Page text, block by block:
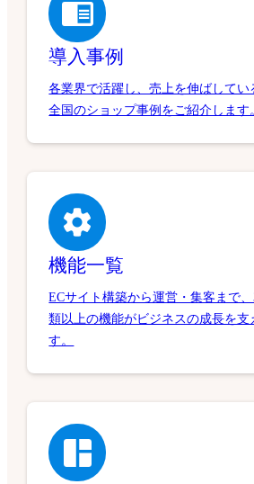
導入事例
各業界で活躍し、売上を伸ばしてい
全国のショップ事例をご紹介します
機能一覧
ECサイト構築から運営・集客まで
類以上の機能がビジネスの成長を支
す。